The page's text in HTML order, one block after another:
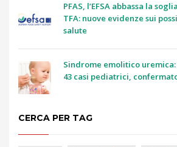
PFAS, l’EFSA abbassa la
TFA: nuove evidenze sui
salute
Sindrome emolitico
43 casi pediatrici,
CERCA PER TAG